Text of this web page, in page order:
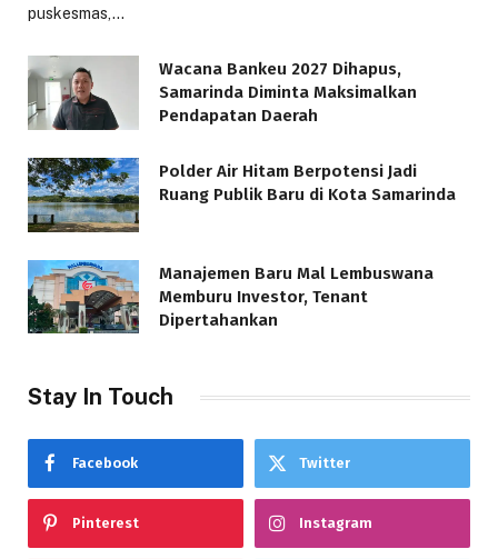
puskesmas,…
Wacana Bankeu 2027 Dihapus,
Samarinda Diminta Maksimalkan
Pendapatan Daerah
Polder Air Hitam Berpotensi Jadi
Ruang Publik Baru di Kota Samarinda
Manajemen Baru Mal Lembuswana
Memburu Investor, Tenant
Dipertahankan
Stay In Touch
Facebook Twitter
Pinterest Instagram